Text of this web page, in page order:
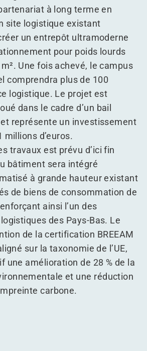
à long terme en
site logistique existant
un entrepôt ultramoderne
pour poids lourds
Une fois achevé, le campus
comprendra plus de 100
logistique. Le projet est
dans le cadre d’un bail
représente un investissement
millions d’euros.
travaux est prévu d’ici fin
bâtiment sera intégré
à grande hauteur existant
de biens de consommation de
ainsi l’un des
des Pays-Bas. Le
de la certification BREEAM
sur la taxonomie de l’UE,
une amélioration de 28 % de la
et une réduction
carbone.